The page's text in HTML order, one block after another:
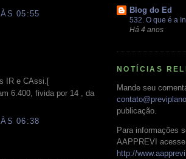
05:55
IR e CAssi.[
6.400, fivida por 14 , da
06:38
Blog do Ed
532. O que é a
Há 4 anos
NOTÍCIAS
Mande seu
publicação.
Para informações
AAPPREVI
http://